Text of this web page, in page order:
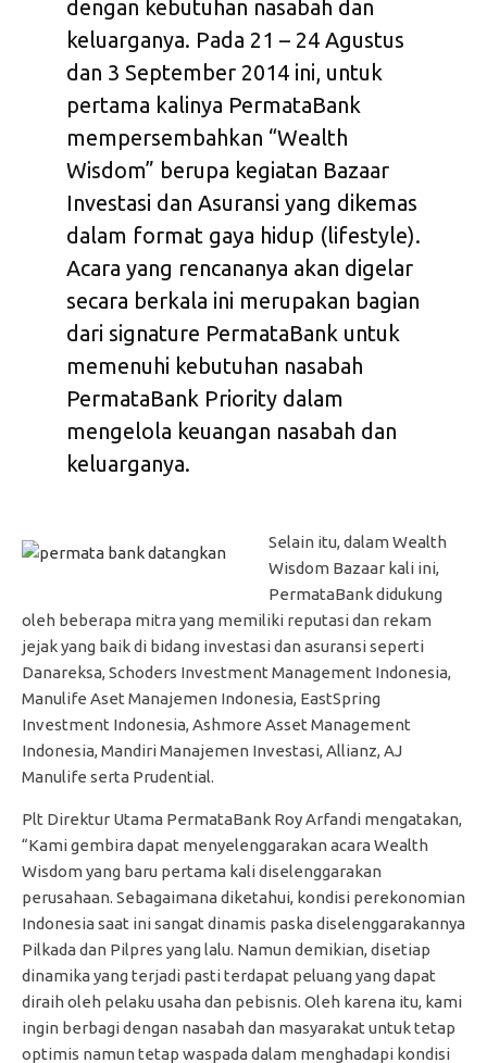
dengan kebutuhan nasabah dan
keluarganya. Pada 21 – 24 Agustus
dan 3 September 2014 ini, untuk
pertama kalinya PermataBank
mempersembahkan “Wealth
Wisdom” berupa kegiatan Bazaar
Investasi dan Asuransi yang dikemas
dalam format gaya hidup (lifestyle).
Acara yang rencananya akan digelar
secara berkala ini merupakan bagian
dari signature PermataBank untuk
memenuhi kebutuhan nasabah
PermataBank Priority dalam
mengelola keuangan nasabah dan
keluarganya.
Selain itu, dalam Wealth
Wisdom Bazaar kali ini,
PermataBank didukung
oleh beberapa mitra yang memiliki reputasi dan rekam
jejak yang baik di bidang investasi dan asuransi seperti
Danareksa, Schoders Investment Management Indonesia,
Manulife Aset Manajemen Indonesia, EastSpring
Investment Indonesia, Ashmore Asset Management
Indonesia, Mandiri Manajemen Investasi, Allianz, AJ
Manulife serta Prudential.
Plt Direktur Utama PermataBank Roy Arfandi mengatakan,
“Kami gembira dapat menyelenggarakan acara Wealth
Wisdom yang baru pertama kali diselenggarakan
perusahaan. Sebagaimana diketahui, kondisi perekonomian
Indonesia saat ini sangat dinamis paska diselenggarakannya
Pilkada dan Pilpres yang lalu. Namun demikian, disetiap
dinamika yang terjadi pasti terdapat peluang yang dapat
diraih oleh pelaku usaha dan pebisnis. Oleh karena itu, kami
ingin berbagi dengan nasabah dan masyarakat untuk tetap
optimis namun tetap waspada dalam menghadapi kondisi